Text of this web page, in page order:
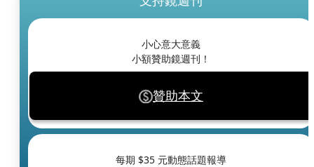
小心意大意義
小額贊助鏡週刊！
贊助本文
每期 $35 元動態話題報導